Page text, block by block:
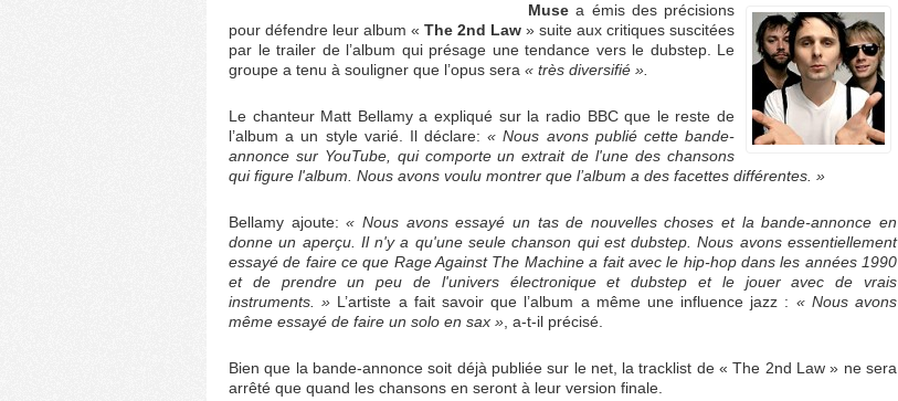
Muse a émis des précisions
pour défendre leur album « The 2nd Law » suite aux critiques suscitées
par le trailer de l’album qui présage une tendance vers le dubstep. Le
groupe a tenu à souligner que l’opus sera « très diversifié ».
Le chanteur Matt Bellamy a expliqué sur la radio BBC que le reste de
l’album a un style varié. Il déclare: « Nous avons publié cette bande-
annonce sur YouTube, qui comporte un extrait de l'une des chansons
qui figure l'album. Nous avons voulu montrer que l’album a des facettes différentes. »
Bellamy ajoute:« Nous avons essayé un tas de nouvelles choses et la bande-annonce en
donne un aperçu. Il n'y a qu'une seule chanson qui est dubstep. Nous avons essentiellement
essayé de faire ce que Rage Against The Machine a fait avec le hip-hop dans les années 1990
et de prendre un peu de l'univers électronique et dubstep et le jouer avec de vrais
instruments. » L’artiste a fait savoir que l’album a même une influence jazz : « Nous avons
même essayé de faire un solo en sax » , a-t-il précisé.
Bien que la bande-annonce soit déjà publiée sur le net, la tracklist de « The 2nd Law » ne sera
arrêté que quand les chansons en seront à leur version finale.